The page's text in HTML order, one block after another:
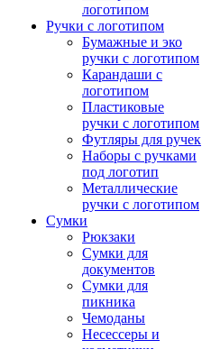
логотипом
Ручки с логотипом
Бумажные и эко
ручки с логотипом
Карандаши с
логотипом
Пластиковые
ручки с логотипом
Футляры для ручек
Наборы с ручками
под логотип
Металлические
ручки с логотипом
Сумки
Рюкзаки
Сумки для
документов
Сумки для
пикника
Чемоданы
Несессеры и